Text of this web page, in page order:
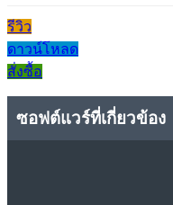
รีวิว
ดาวน์โหลด
สั่งซื้อ
ซอฟต์แวร์ที่เกี่ยวข้อง